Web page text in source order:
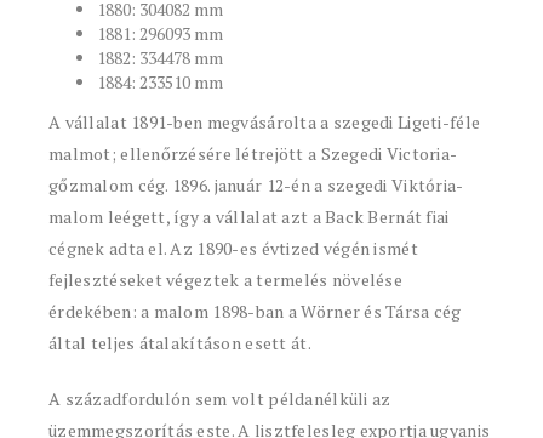
1880: 304082 mm
1881: 296093 mm
1882: 334478 mm
1884: 233510 mm
A vállalat 1891-ben megvásárolta a szegedi Ligeti-féle
malmot; ellenőrzésére létrejött a Szegedi Victoria-
gőzmalom cég. 1896. január 12-én a szegedi Viktória-
malom leégett, így a vállalat azt a Back Bernát fiai
cégnek adta el. Az 1890-es évtized végén ismét
fejlesztéseket végeztek a termelés növelése
érdekében: a malom 1898-ban a Wörner és Társa cég
által teljes átalakításon esett át.
A századfordulón sem volt példanélküli az
üzemmegszorítás este. A lisztfelesleg exportja ugyanis